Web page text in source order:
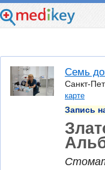
Семь
Санкт-
карте
Запись